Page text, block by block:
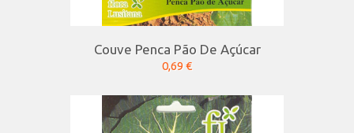
Couve Penca Pão De Açúcar
0,69 €